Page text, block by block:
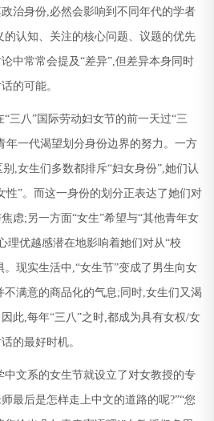
治身份,必然会影响到不同年代的学者
的认知、关注的核心问题、议题的优先
中常常会提及“差异”,但差异本身同时
的可能。
“三八” 国际劳动妇女节的前一天过“三
年一代渴望划分身份边界的努力。一方
,女生们多数都排斥“妇女身份”,她们认
性”。而这一身份的划分正表达了她们对
虑; 另一方面“女生”希望与“其他青年女
理优越感潜在地影响着她们对从“校
。现实生活中 ,“女生节”变成了男生向女
不满意的商品化的气息; 同时,女生们又渴
此,每年“三八”之时,都成为具有女权/女
的最好时机。
中文系的女生节就设立了对女教授的专
最后是怎样走上中文的道路的呢?”“您